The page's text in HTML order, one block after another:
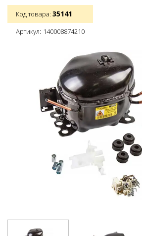
Код товара: 35141
Артикул: 140008874210